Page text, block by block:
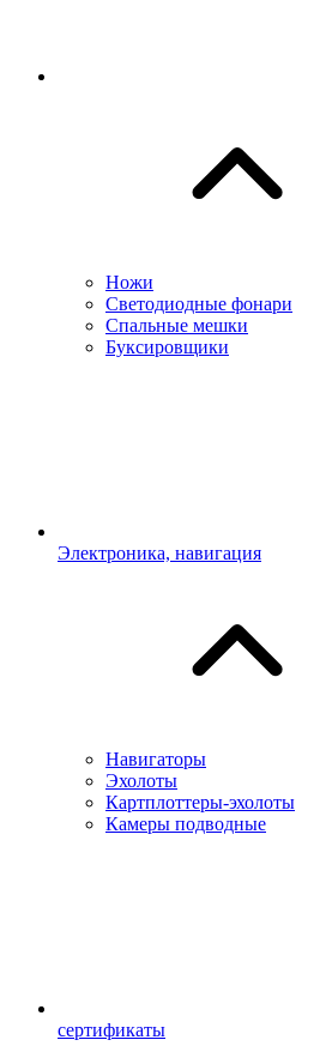
Ножи
Светодиодные фонари
Спальные мешки
Буксировщики
Электроника, навигация
Навигаторы
Эхолоты
Картплоттеры-эхолоты
Камеры подводные
сертификаты